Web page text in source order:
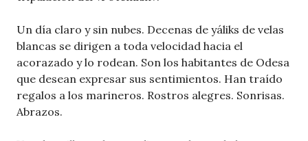
Un día claro y sin nubes. Decenas de yáliks de velas
blancas se dirigen a toda velocidad hacia el
acorazado y lo rodean. Son los habitantes de Odesa
que desean expresar sus sentimientos. Han traído
regalos a los marineros. Rostros alegres. Sonrisas.
Abrazos.